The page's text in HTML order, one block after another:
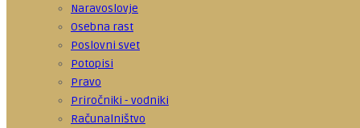
Naravoslovje
Osebna rast
Poslovni svet
Potopisi
Pravo
Priročniki - vodniki
Računalništvo